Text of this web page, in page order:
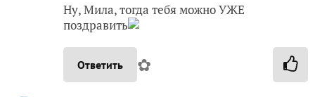
Ну, Мила, тогда тебя можно УЖЕ
поздравить
Ответить ✿